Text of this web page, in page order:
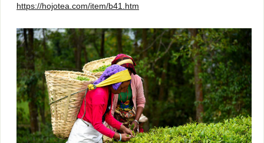
https://hojotea.com/item/b41.htm